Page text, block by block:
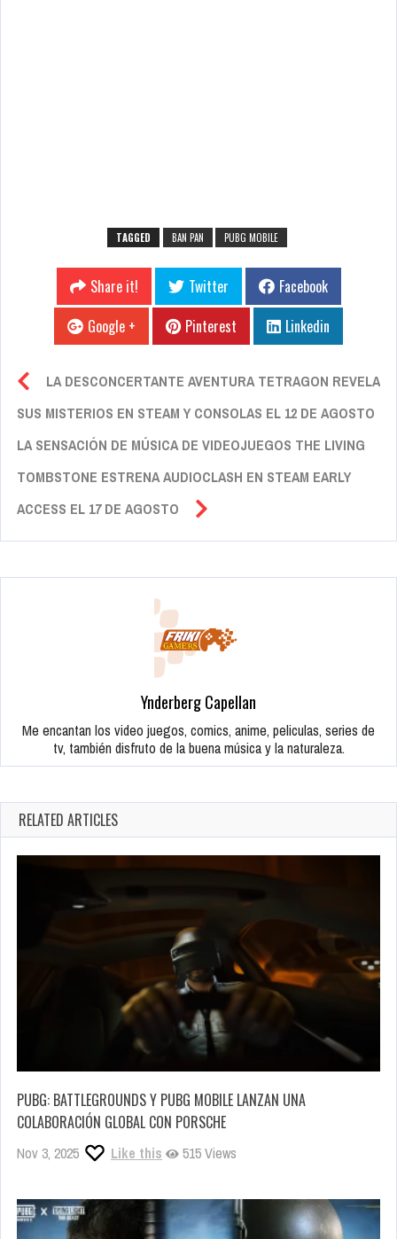
TAGGED BAN PAN PUBG MOBILE
Share it! Twitter
Facebook
Google +
Pinterest Linkedin
LA DESCONCERTANTE AVENTURA TETRAGON REVELA
SUS MISTERIOS EN STEAM Y CONSOLAS EL 12 DE AGOSTO
LA SENSACIÓN DE MÚSICA DE VIDEOJUEGOS THE LIVING
TOMBSTONE ESTRENA AUDIOCLASH EN STEAM EARLY
ACCESS EL 17 DE AGOSTO
Ynderberg Capellan
Me encantan los video juegos, comics, anime, peliculas, series de
tv, también disfruto de la buena música y la naturaleza.
RELATED ARTICLES
PUBG: BATTLEGROUNDS Y PUBG MOBILE LANZAN UNA
COLABORACIÓN GLOBAL CON PORSCHE
Nov 3, 2025 Like this 515 Views